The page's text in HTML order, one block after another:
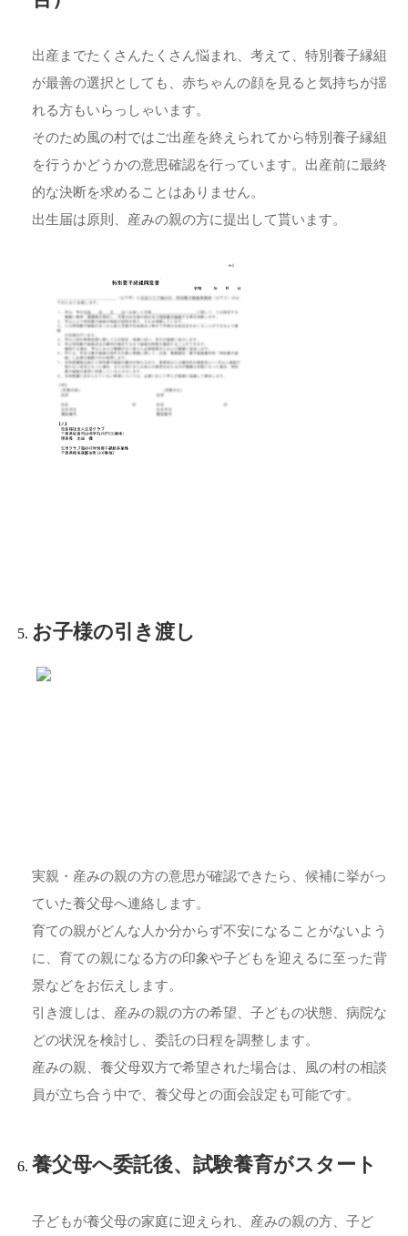
出産までたくさんたくさん悩まれ、考えて、特別養子縁組
が最善の選択としても、赤ちゃんの顔を見ると気持ちが揺
れる方もいらっしゃいます。
そのため風の村ではご出産を終えられてから特別養子縁組
を行うかどうかの意思確認を行っています。出産前に最終
的な決断を求めることはありません。
出生届は原則、産みの親の方に提出して貰います。
お子様の引き渡し
実親・産みの親の方の意思が確認できたら、候補に挙がっ
ていた養父母へ連絡します。
育ての親がどんな人か分からず不安になることがないよう
に、育ての親になる方の印象や子どもを迎えるに至った背
景などをお伝えします。
引き渡しは、産みの親の方の希望、子どもの状態、病院な
どの状況を検討し、委託の日程を調整します。
産みの親、養父母双方で希望された場合は、風の村の相談
員が立ち合う中で、養父母との面会設定も可能です。
養父母へ委託後、試験養育がスタート
子どもが養父母の家庭に迎えられ、産みの親の方、子ど